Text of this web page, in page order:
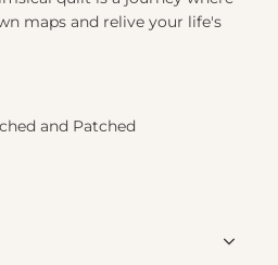
maps and relive your life's
and Patched